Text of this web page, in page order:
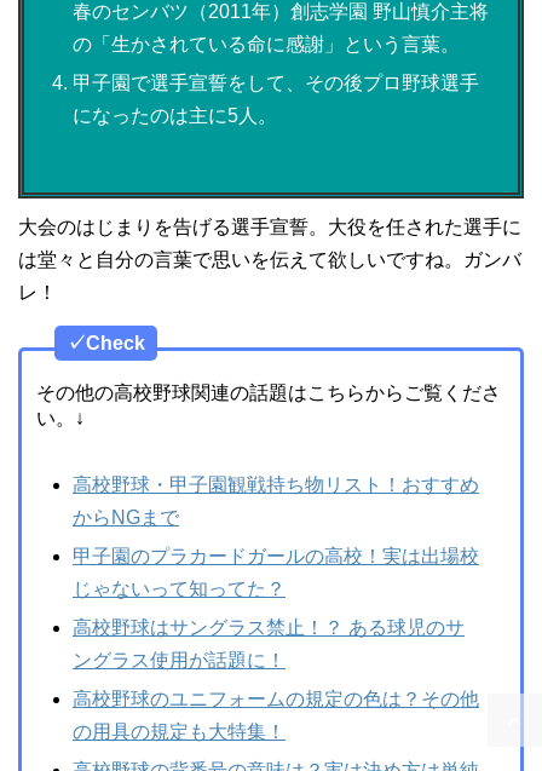
春のセンバツ（2011年）創志学園 野山慎介主将
の「生かされている命に感謝」という言葉。
甲子園で選手宣誓をして、その後プロ野球選手
になったのは主に5人。
大会のはじまりを告げる選手宣誓。大役を任された選手に
は堂々と自分の言葉で思いを伝えて欲しいですね。ガンバ
レ！
✓Check
その他の高校野球関連の話題はこちらからご覧くださ
い。↓
高校野球・甲子園観戦持ち物リスト！おすすめ
からNGまで
甲子園のプラカードガールの高校！実は出場校
じゃないって知ってた？
高校野球はサングラス禁止！？ ある球児のサ
ングラス使用が話題に！
高校野球のユニフォームの規定の色は？その他
の用具の規定も大特集！